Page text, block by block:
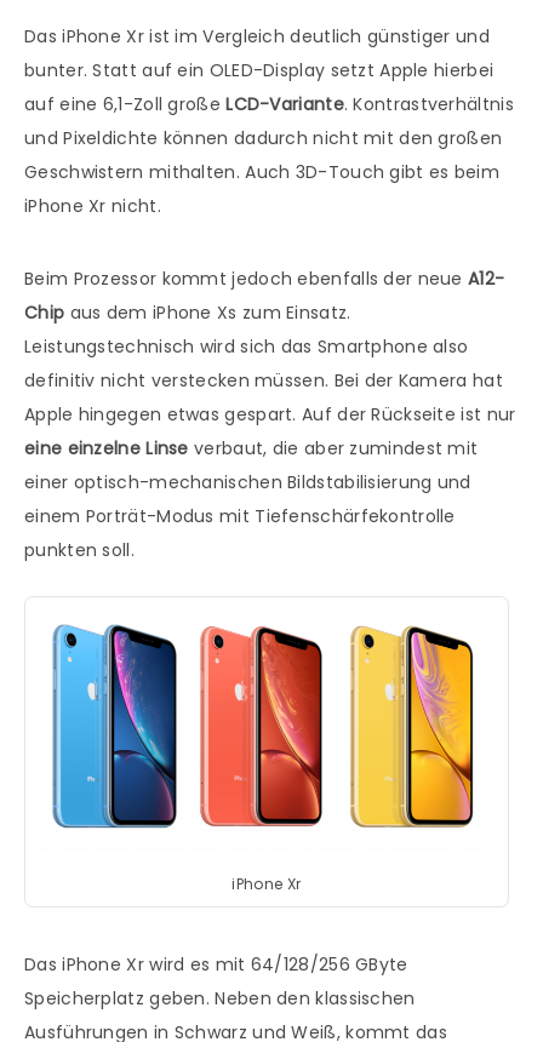
Das iPhone Xr ist im Vergleich deutlich günstiger und
bunter. Statt auf ein OLED-Display setzt Apple hierbei
auf eine 6,1-Zoll großeLCD-Variante. Kontrastverhältnis
und Pixeldichte können dadurch nicht mit den großen
Geschwistern mithalten. Auch 3D-Touch gibt es beim
iPhone Xr nicht.
Beim Prozessor kommt jedoch ebenfalls der neueA12-
Chip aus dem iPhone Xs zum Einsatz.
Leistungstechnisch wird sich das Smartphone also
definitiv nicht verstecken müssen. Bei der Kamera hat
Apple hingegen etwas gespart. Auf der Rückseite ist nur
eine einzelne Linse verbaut, die aber zumindest mit
einer optisch-mechanischen Bildstabilisierung und
einem Porträt-Modus mit Tiefenschärfekontrolle
punkten soll.
iPhone Xr
Das iPhone Xr wird es mit 64/128/256 GByte
Speicherplatz geben. Neben den klassischen
Ausführungen in Schwarz und Weiß, kommt das